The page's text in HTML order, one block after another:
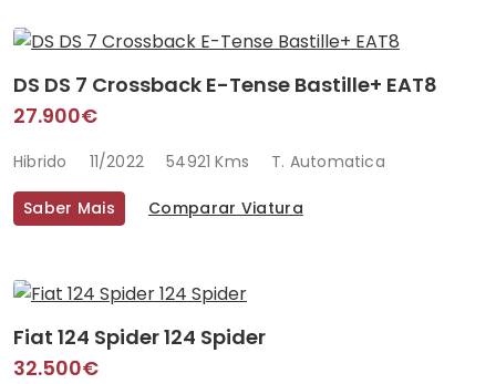
DS DS 7 Crossback E-Tense Bastille+ EAT8
27.900€
Hibrido 11/2022 54921 Kms T. Automatica
Saber Mais Comparar Viatura
Fiat 124 Spider 124 Spider
32.500€